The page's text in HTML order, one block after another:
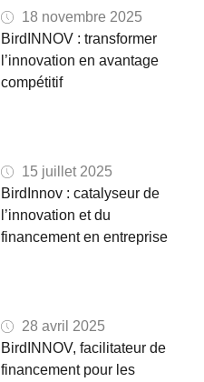
18 novembre 2025
BirdINNOV : transformer
l’innovation en avantage
compétitif
15 juillet 2025
BirdInnov : catalyseur de
l’innovation et du
financement en entreprise
28 avril 2025
BirdINNOV, facilitateur de
financement pour les